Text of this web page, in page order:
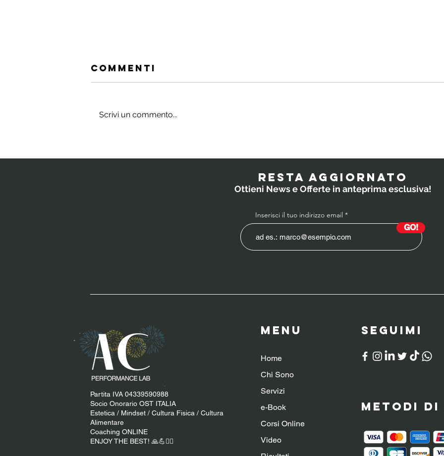
che stimolano
probiotici
medici ai
bambini?
Commenti
Scrivi un commento...
RESTA AGGIORNATO
Ottieni News e Offerte in anteprima esclusiva!
Inserisci il tuo indirizzo email
GO!
Partita IVA 04339590988
Socio Onorario OST ITALIA
Estetica / Mindset / Cultura Fisica / Cultura
Alimentare
Coaching ONLINE
ENJOY THE BEST! 🙏​💪​​❤️‍🔥​
Menu
Home
Chi Sono
Servizi
e-Book
Corsi Online
Video
SeguiMI
Metodi di